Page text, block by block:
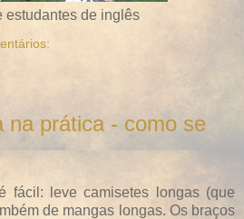
estudantes de inglês
na prática - como se
fácil: leve camisetes longas (que
de mangas longas. Os braços